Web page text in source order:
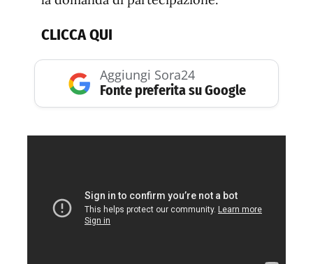
CLICCA QUI
Aggiungi Sora24
Fonte preferita su Google